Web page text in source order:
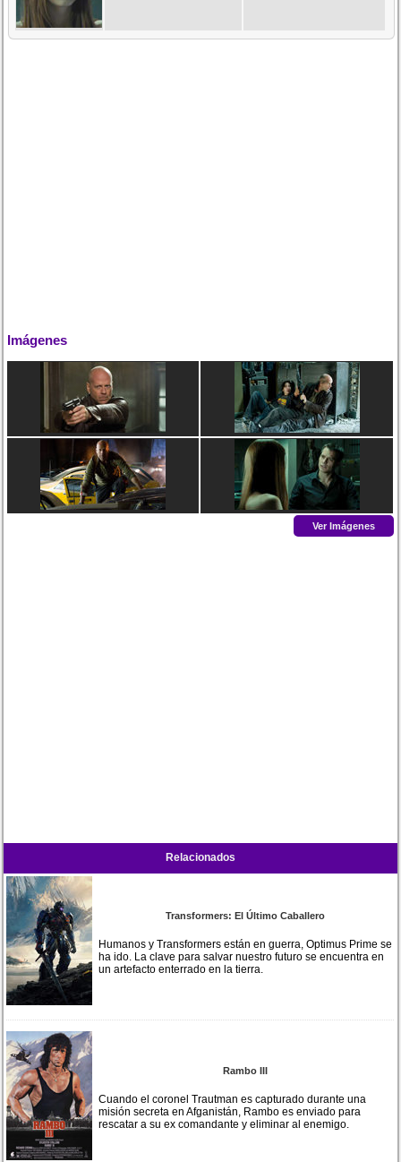
Imágenes
Ver Imágenes
Relacionados
Transformers: El Último Caballero
Humanos y Transformers están en guerra, Optimus Prime se
ha ido. La clave para salvar nuestro futuro se encuentra en
un artefacto enterrado en la tierra.
Rambo III
Cuando el coronel Trautman es capturado durante una
misión secreta en Afganistán, Rambo es enviado para
rescatar a su ex comandante y eliminar al enemigo.